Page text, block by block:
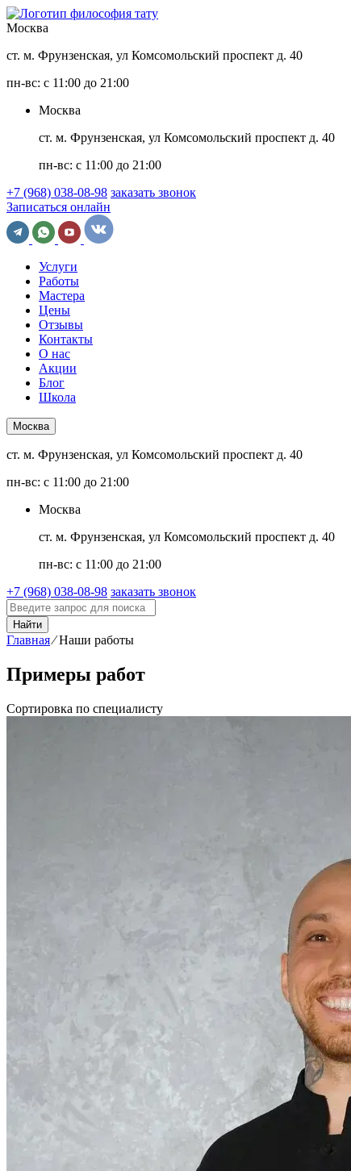
Москва
ст. м. Фрунзенская, ул Комсомольский проспект д. 40
пн-вс: с 11:00 до 21:00
Москва
ст. м. Фрунзенская, ул Комсомольский проспект д. 40
пн-вс: с 11:00 до 21:00
+7 (968) 038-08-98 заказать звонок
Записаться онлайн
Услуги
Работы
Мастера
Цены
Отзывы
Контакты
О нас
Акции
Блог
Школа
Москва
ст. м. Фрунзенская, ул Комсомольский проспект д. 40
пн-вс: с 11:00 до 21:00
Москва
ст. м. Фрунзенская, ул Комсомольский проспект д. 40
пн-вс: с 11:00 до 21:00
+7 (968) 038-08-98 заказать звонок
Найти
Главная⁄Наши работы
Примеры работ
Сортировка по специалисту